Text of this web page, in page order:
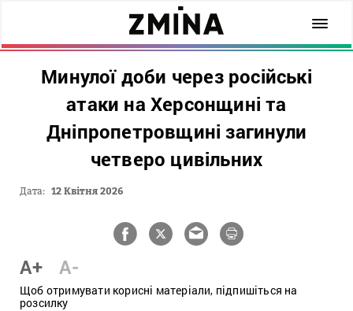
Минулої доби через російські
атаки на Херсонщині та
Дніпропетровщині загинули
четверо цивільних
Дата: 12 Квітня 2026
A+ A-
Щоб отримувати корисні матеріали, підпишіться на
розсилку